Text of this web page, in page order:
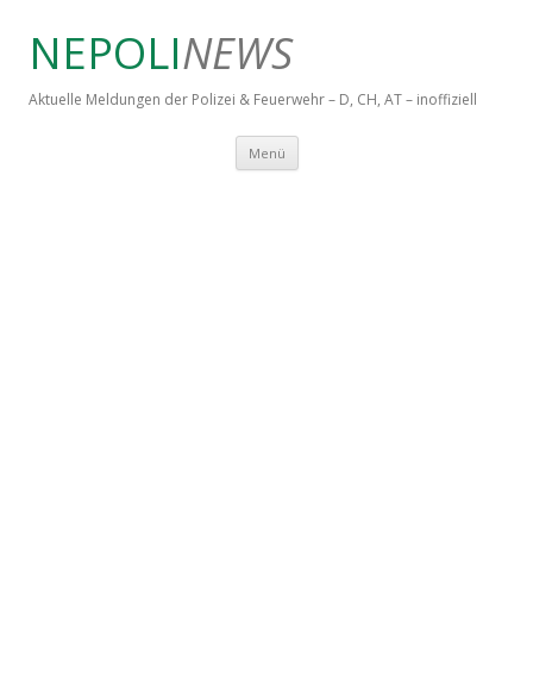
NEPOLINEWS
Aktuelle Meldungen der Polizei & Feuerwehr – D, CH, AT – inoffiziell
Menü Springe zum Inhalt